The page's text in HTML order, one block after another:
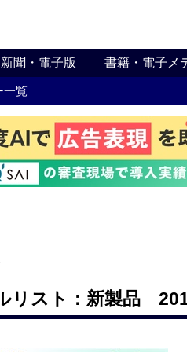
新聞・電子版 書籍・電子メ
一覧
リスト：新製品